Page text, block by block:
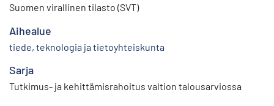
Suomen virallinen tilasto (SVT)
Aihealue
tiede, teknologia ja tietoyhteiskunta
Sarja
Tutkimus- ja kehittämisrahoitus valtion talousarviossa